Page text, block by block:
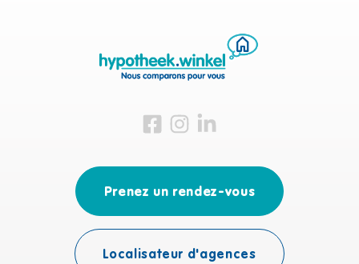
Visitez-nous sur Facebook
Visitez-nous sur Instagram
Visitez-nous sur LinkedIn
Prenez un rendez-vous
Localisateur d'agences